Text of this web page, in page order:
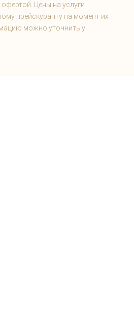
Цены на услуги
прейскуранту на момент их
можно уточнить у